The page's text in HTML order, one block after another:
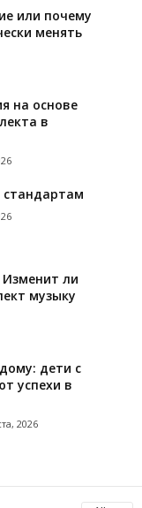
или почему
менять
на основе
в
ли
музыку
дети с
успехи в
2026